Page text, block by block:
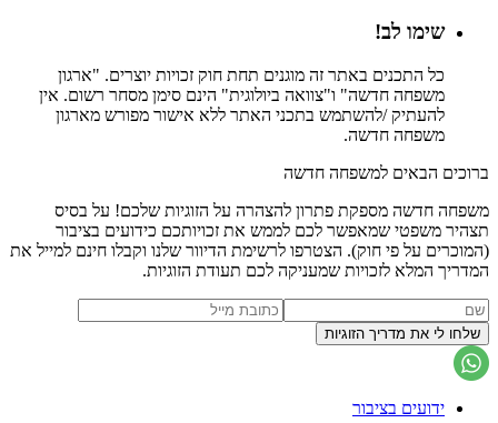
שימו לב!
כל התכנים באתר זה מוגנים תחת חוק זכויות יוצרים. "ארגון
משפחה חדשה" ו"צוואה ביולוגית" הינם סימן מסחר רשום. אין
להעתיק /להשתמש בתכני האתר ללא אישור מפורש מארגון
משפחה חדשה.
ברוכים הבאים למשפחה חדשה
משפחה חדשה מספקת פתרון להצהרה על הזוגיות שלכם! על בסיס
תצהיר משפטי שמאפשר לכם לממש את זכויותכם כידועים בציבור
(המוכרים על פי חוק). הצטרפו לרשימת הדיוור שלנו וקבלו חינם למייל את
המדריך המלא לזכויות שמעניקה לכם תעודת הזוגיות.
ידועים בציבור